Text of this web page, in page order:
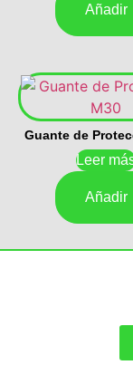
Añadir
Guante de
Leer
Añadir